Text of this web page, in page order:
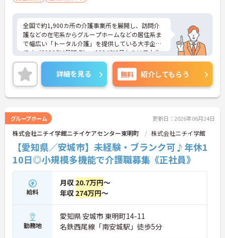
全国で約1,900カ所の介護事業所を展開し、訪問介
護などの在宅系からグループホームなどの居住系ま
で幅広い「トータル介護」を提供している大手企業
です（2026年4月時点）。2024年6月からは日本生
命グループの一員となり、さらに安定した経営基盤
のもとでお客様に安心をお届けしています。職員一
人ひとりの「働きやすさ」と「キャリア」を大切に
する社風が特徴です。福利厚生が非常に充実してお
り、10歳～18歳のお子様を持つ方への「子ども手
「保育利用手当」など、仕事と子育ての両立を強力
にバックアップしています。 また、資格取得を目指
せる支援制度（会社負担やキャッシュバック）が整
っており、スキルアップやキャリアアップ（サービ
ス提供責任者、管理者など）に向けた段階的な研修
も豊富です。日々の頑張りは手当や賃金制度でしっ
かりと評価されるため、高いモチベーションを保ち
ながら長く安心して働ける環境です。
＜家庭的で温かい！少人数のグループホーム＞家庭
的な雰囲気の中で、お一人おひとりに寄り添ったケ
アができるのが魅力です。認知症の方を対象として
いますが、介護度はお客様によって様々。食事や入
浴、排泄などの日常生活を支援しながら、まるで家
詳細を見る 無料 紹介してもらう
グループホーム 更新日：2026年06月24日
株式会社ニチイ学館ニチイケアセンター東明町 株式会社ニチイ学館
【愛知県／安城市】未経験・ブランク可♪年休1
10日◎小規模多機能で介護職募集《正社員》
給料
月収 20.7万円～
年収 274万円～
勤務地
愛知県 安城市 東明町14-11
名鉄西尾線「南安城駅」徒歩5分